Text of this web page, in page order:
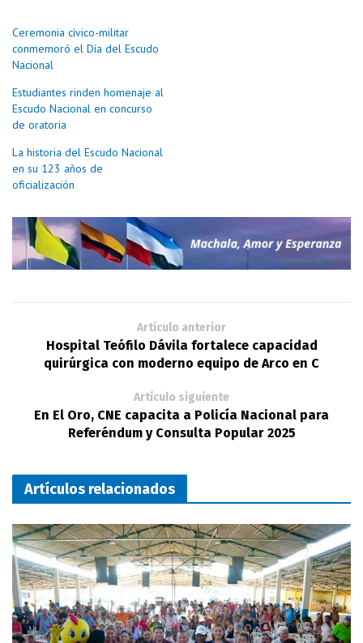
Ceremonia cívico-militar
conmemoró el Día del Escudo
Nacional
Estudiantes rinden homenaje al
Escudo Nacional en concurso
de oratoria
La historia del Escudo Nacional
en su 123 años de
oficialización
Artículo anterior
Hospital Teófilo Dávila fortalece capacidad
quirúrgica con moderno equipo de Arco en C
Artículo siguiente
En El Oro, CNE capacita a Policía Nacional para
Referéndum y Consulta Popular 2025
Artículos relacionados